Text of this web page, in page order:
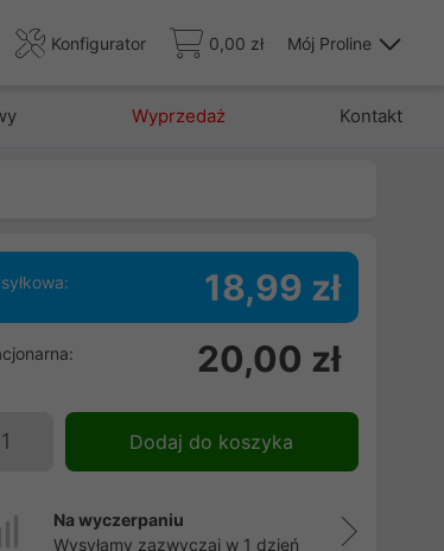
Konfigurator 0,00 zł Mój Proline
Wyprzedaż Kontakt
18,99 zł
20,00 zł
Dodaj do koszyka
Na wyczerpaniu
Wysyłamy zazwyczaj w 1 dzień